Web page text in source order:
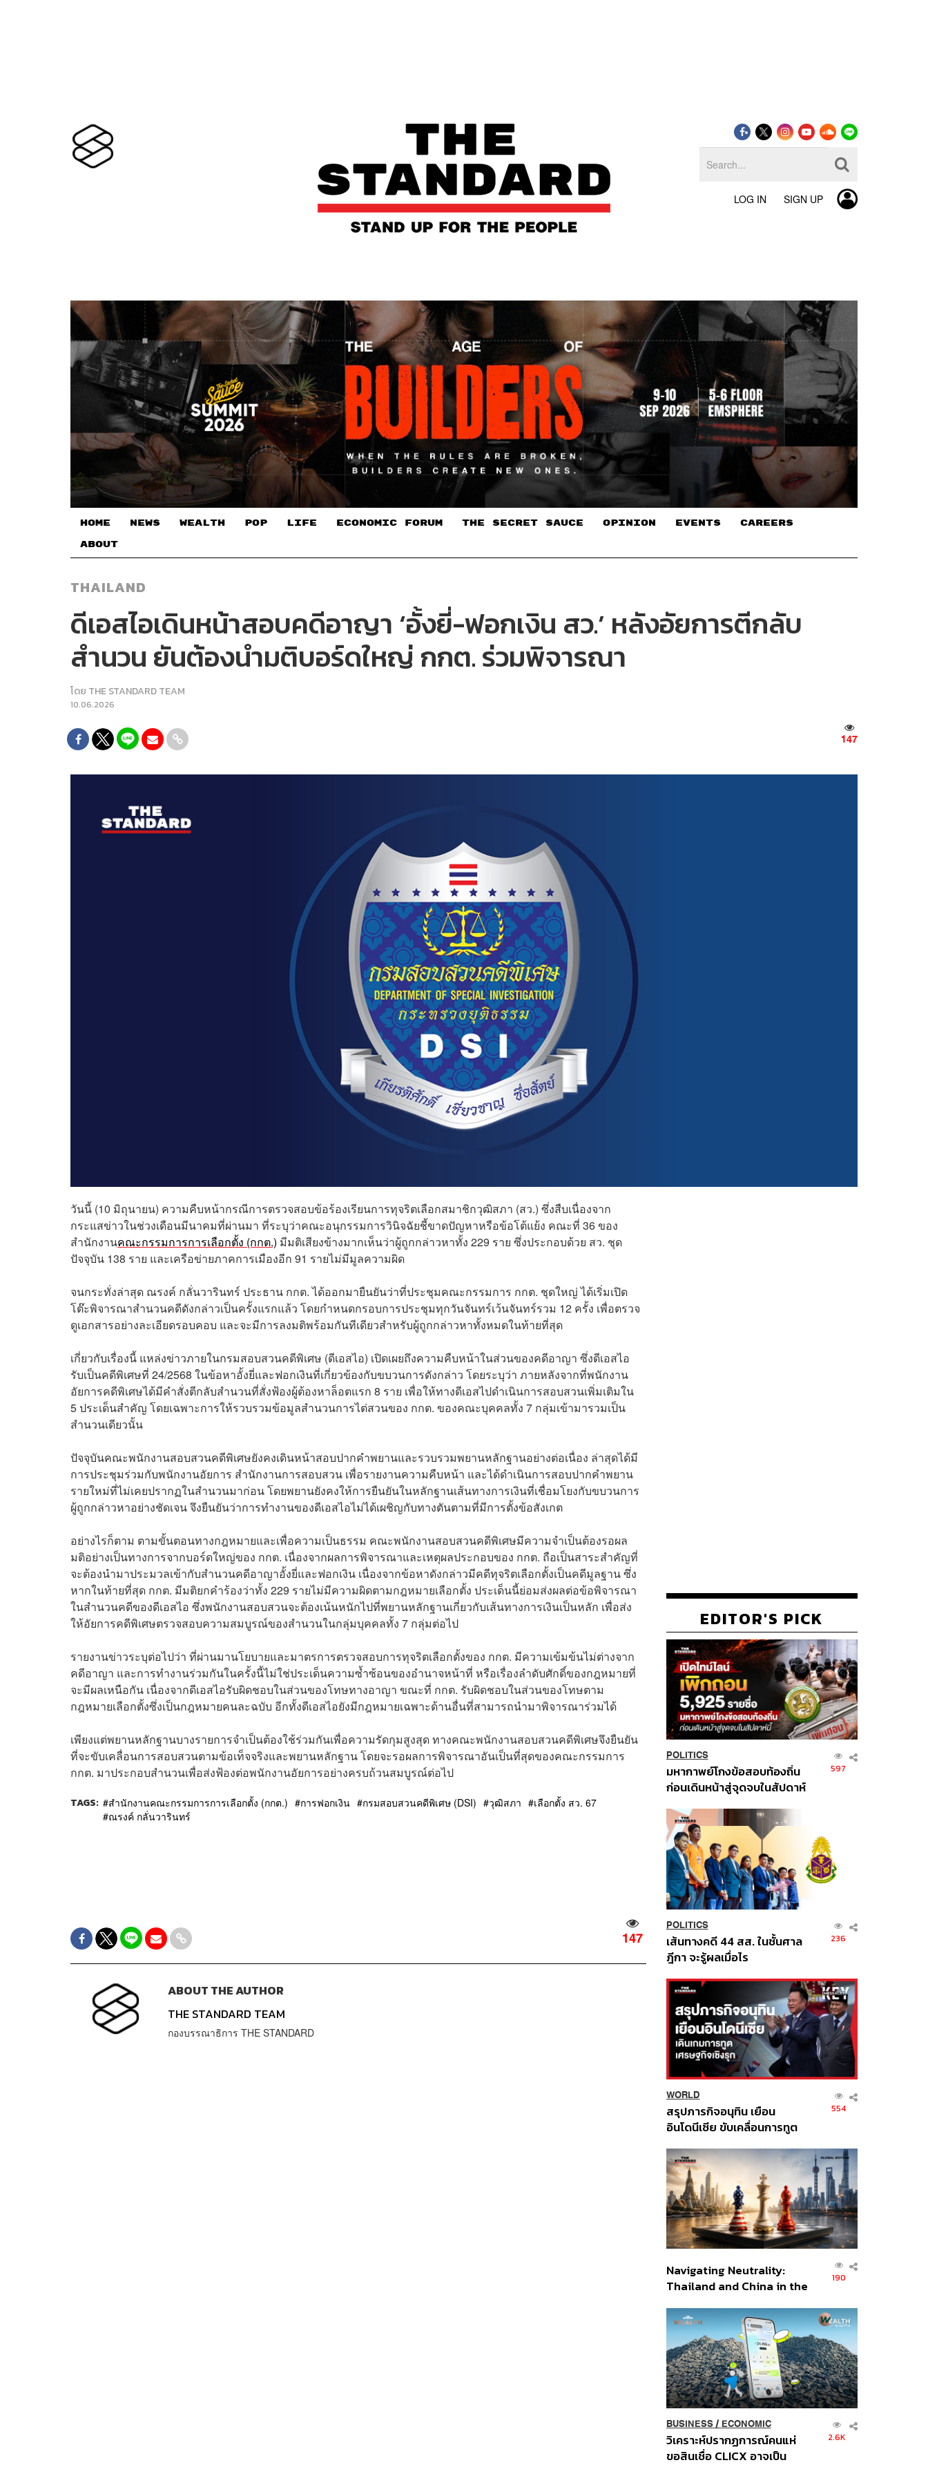
LOG IN SIGN UP
HOME NEWS WEALTH POP LIFE ECONOMIC FORUM THE SECRET SAUCE​ OPINION EVENTS CAREERS
ABOUT
THAILAND
ดีเอสไอเดินหน้าสอบคดีอาญา ‘อั้งยี่-ฟอกเงิน สว.’ หลังอัยการตีกลับ
สำนวน ยันต้องนำมติบอร์ดใหญ่ กกต. ร่วมพิจารณา
โดย THE STANDARD TEAM
10.06.2026
147
วันนี้ (10 มิถุนายน) ความคืบหน้ากรณีการตรวจสอบข้อร้องเรียนการทุจริตเลือกสมาชิกวุฒิสภา (สว.) ซึ่งสืบเนื่องจาก
กระแสข่าวในช่วงเดือนมีนาคมที่ผ่านมา ที่ระบุว่าคณะอนุกรรมการวินิจฉัยชี้ขาดปัญหาหรือข้อโต้แย้ง คณะที่ 36 ของ
สำนักงานคณะกรรมการการเลือกตั้ง (กกต.) มีมติเสียงข้างมากเห็นว่าผู้ถูกกล่าวหาทั้ง 229 ราย ซึ่งประกอบด้วย สว. ชุด
ปัจจุบัน 138 ราย และเครือข่ายภาคการเมืองอีก 91 รายไม่มีมูลความผิด
จนกระทั่งล่าสุด ณรงค์ กลั่นวารินทร์ ประธาน กกต. ได้ออกมายืนยันว่าที่ประชุมคณะกรรมการ กกต. ชุดใหญ่ ได้เริ่มเปิด
โต๊ะพิจารณาสำนวนคดีดังกล่าวเป็นครั้งแรกแล้ว โดยกำหนดกรอบการประชุมทุกวันจันทร์เว้นจันทร์รวม 12 ครั้ง เพื่อตรวจ
ดูเอกสารอย่างละเอียดรอบคอบ และจะมีการลงมติพร้อมกันทีเดียวสำหรับผู้ถูกกล่าวหาทั้งหมดในท้ายที่สุด
เกี่ยวกับเรื่องนี้ แหล่งข่าวภายในกรมสอบสวนคดีพิเศษ (ดีเอสไอ) เปิดเผยถึงความคืบหน้าในส่วนของคดีอาญา ซึ่งดีเอสไอ
รับเป็นคดีพิเศษที่ 24/2568 ในข้อหาอั้งยี่และฟอกเงินที่เกี่ยวข้องกับขบวนการดังกล่าว โดยระบุว่า ภายหลังจากที่พนักงาน
อัยการคดีพิเศษได้มีคำสั่งตีกลับสำนวนที่สั่งฟ้องผู้ต้องหาล็อตแรก 8 ราย เพื่อให้ทางดีเอสไปดำเนินการสอบสวนเพิ่มเติมใน
5 ประเด็นสำคัญ โดยเฉพาะการให้รวบรวมข้อมูลสำนวนการไต่สวนของ กกต. ของคณะบุคคลทั้ง 7 กลุ่มเข้ามารวมเป็น
สำนวนเดียวนั้น
ปัจจุบันคณะพนักงานสอบสวนคดีพิเศษยังคงเดินหน้าสอบปากคำพยานและรวบรวมพยานหลักฐานอย่างต่อเนื่อง ล่าสุดได้มี
การประชุมร่วมกับพนักงานอัยการ สำนักงานการสอบสวน เพื่อรายงานความคืบหน้า และได้ดำเนินการสอบปากคำพยาน
รายใหม่ที่ไม่เคยปรากฏในสำนวนมาก่อน โดยพยานยังคงให้การยืนยันในหลักฐานเส้นทางการเงินที่เชื่อมโยงกับขบวนการ
ผู้ถูกกล่าวหาอย่างชัดเจน จึงยืนยันว่าการทำงานของดีเอสไอไม่ได้เผชิญกับทางตันตามที่มีการตั้งข้อสังเกต
อย่างไรก็ตาม ตามขั้นตอนทางกฎหมายและเพื่อความเป็นธรรม คณะพนักงานสอบสวนคดีพิเศษมีความจำเป็นต้องรอผล
มติอย่างเป็นทางการจากบอร์ดใหญ่ของ กกต. เนื่องจากผลการพิจารณาและเหตุผลประกอบของ กกต. ถือเป็นสาระสำคัญที่
จะต้องนำมาประมวลเข้ากับสำนวนคดีอาญาอั้งยี่และฟอกเงิน เนื่องจากข้อหาดังกล่าวมีคดีทุจริตเลือกตั้งเป็นคดีมูลฐาน ซึ่ง
หากในท้ายที่สุด กกต. มีมติยกคำร้องว่าทั้ง 229 รายไม่มีความผิดตามกฎหมายเลือกตั้ง ประเด็นนี้ย่อมส่งผลต่อข้อพิจารณา
ในสำนวนคดีของดีเอสไอ ซึ่งพนักงานสอบสวนจะต้องเน้นหนักไปที่พยานหลักฐานเกี่ยวกับเส้นทางการเงินเป็นหลัก เพื่อส่ง
ให้อัยการคดีพิเศษตรวจสอบความสมบูรณ์ของสำนวนในกลุ่มบุคคลทั้ง 7 กลุ่มต่อไป
รายงานข่าวระบุต่อไปว่า ที่ผ่านมานโยบายและมาตรการตรวจสอบการทุจริตเลือกตั้งของ กกต. มีความเข้มข้นไม่ต่างจาก
คดีอาญา และการทำงานร่วมกันในครั้งนี้ไม่ใช่ประเด็นความซ้ำซ้อนของอำนาจหน้าที่ หรือเรื่องลำดับศักดิ์ของกฎหมายที่
จะมีผลเหนือกัน เนื่องจากดีเอสไอรับผิดชอบในส่วนของโทษทางอาญา ขณะที่ กกต. รับผิดชอบในส่วนของโทษตาม
กฎหมายเลือกตั้งซึ่งเป็นกฎหมายคนละฉบับ อีกทั้งดีเอสไอยังมีกฎหมายเฉพาะด้านอื่นที่สามารถนำมาพิจารณาร่วมได้
เพียงแต่พยานหลักฐานบางรายการจำเป็นต้องใช้ร่วมกันเพื่อความรัดกุมสูงสุด ทางคณะพนักงานสอบสวนคดีพิเศษจึงยืนยัน
ที่จะขับเคลื่อนการสอบสวนตามข้อเท็จจริงและพยานหลักฐาน โดยจะรอผลการพิจารณาอันเป็นที่สุดของคณะกรรมการ
กกต. มาประกอบสำนวนเพื่อส่งฟ้องต่อพนักงานอัยการอย่างครบถ้วนสมบูรณ์ต่อไป
TAGS: สำนักงานคณะกรรมการการเลือกตั้ง (กกต.) การฟอกเงิน กรมสอบสวนคดีพิเศษ (DSI) วุฒิสภา
เลือกตั้ง สว. 67
ณรงค์ กลั่นวารินทร์
147
ABOUT THE AUTHOR
THE STANDARD TEAM
กองบรรณาธิการ THE STANDARD
EDITOR'S PICK
POLITICS
มหากาพย์โกงข้อสอบท้องถิ่น
ก่อนเดินหน้าสู่จุดจบในสัปดาห์
597
POLITICS
เส้นทางคดี 44 สส. ในชั้นศาล
ฎีกา จะรู้ผลเมื่อไร
236
WORLD
สรุปภารกิจอนุทิน เยือน
อินโดนีเซีย ขับเคลื่อนการทูต
ส่วนยุทธศาสตร์ไทย –
อินโดนีเซีย
554
Navigating Neutrality:
Thailand and China in the
Order
190
BUSINESS/ ECONOMIC
วิเคราะห์ปรากฏการณ์คนแห่
ขอสินเชื่อ CLICX อาจเป็น
2.6K